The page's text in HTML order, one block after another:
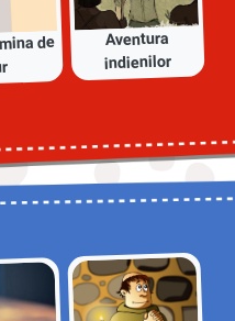
de Aventura
indienilor